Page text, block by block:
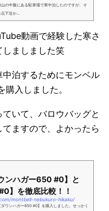
の中腹にある駐車場で車中泊したのですが、そ
下近か...
動画で経験した寒さ
しましました笑
泊するためにモンベル
購入しました。
いて、バロウバッグと
ますので、よかったら
ンハガー650 #0】と
】を徹底比較！！
montbell-nebukuro-hikaku/
ウンハガー650 #0】を購入しました。せっかく